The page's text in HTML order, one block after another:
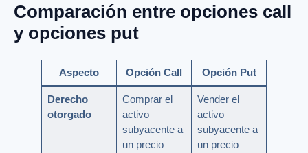
Comparación entre opciones call
y opciones put
Aspecto Opción Call Opción Put
Derecho
otorgado
Comprar el
activo
subyacente a
un precio
Vender el
activo
subyacente a
un precio